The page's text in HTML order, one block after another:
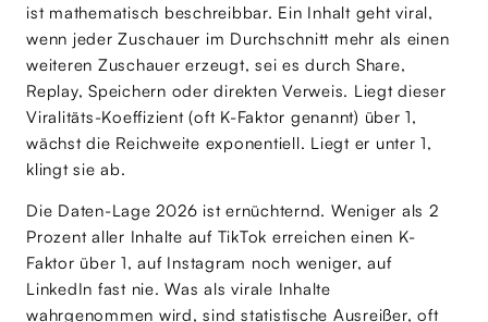
ist mathematisch beschreibbar. Ein Inhalt geht viral,
wenn jeder Zuschauer im Durchschnitt mehr als einen
weiteren Zuschauer erzeugt, sei es durch Share,
Replay, Speichern oder direkten Verweis. Liegt dieser
Viralitäts-Koeffizient (oft K-Faktor genannt) über 1,
wächst die Reichweite exponentiell. Liegt er unter 1,
klingt sie ab.
Die Daten-Lage 2026 ist ernüchternd. Weniger als 2
Prozent aller Inhalte auf TikTok erreichen einen K-
Faktor über 1, auf Instagram noch weniger, auf
LinkedIn fast nie. Was als virale Inhalte
wahrgenommen wird, sind statistische Ausreißer, oft